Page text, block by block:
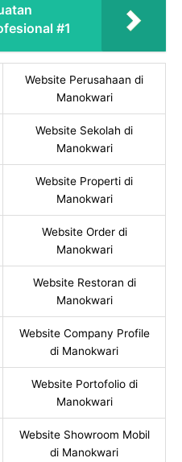
#1
Website Perusahaan di
Manokwari
Website Sekolah di
Manokwari
Website Properti di
Manokwari
Website Order di
Manokwari
Website Restoran di
Manokwari
Website Company Profile
di Manokwari
Website Portofolio di
Manokwari
Website Showroom Mobil
di Manokwari